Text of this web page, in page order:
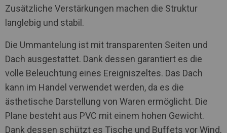
Zusätzliche Verstärkungen machen die Struktur
langlebig und stabil.
Die Ummantelung ist mit transparenten Seiten und
Dach ausgestattet. Dank dessen garantiert es die
volle Beleuchtung eines Ereigniszeltes. Das Dach
kann im Handel verwendet werden, da es die
ästhetische Darstellung von Waren ermöglicht. Die
Plane besteht aus PVC mit einem hohen Gewicht.
Dank dessen schützt es Tische und Buffets vor Wind,